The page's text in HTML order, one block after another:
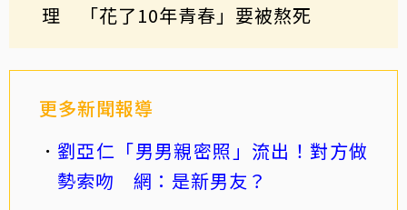
理 「花了10年青春」要被熬死
更多新聞報導
劉亞仁「男男親密照」流出！對方做
勢索吻 網：是新男友？